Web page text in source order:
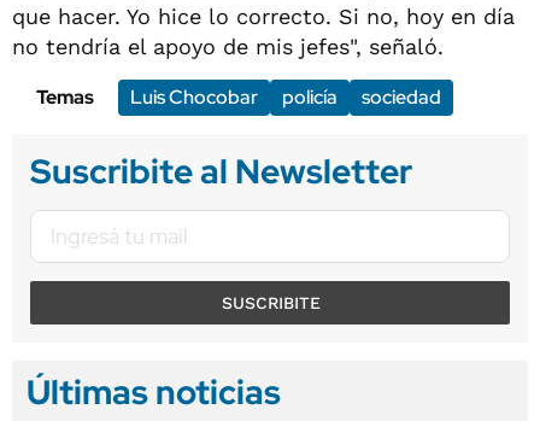
que hacer. Yo hice lo correcto. Si no, hoy en día
no tendría el apoyo de mis jefes", señaló.
Temas
Luis Chocobar policía sociedad
Suscribite al Newsletter
SUSCRIBITE
Últimas noticias